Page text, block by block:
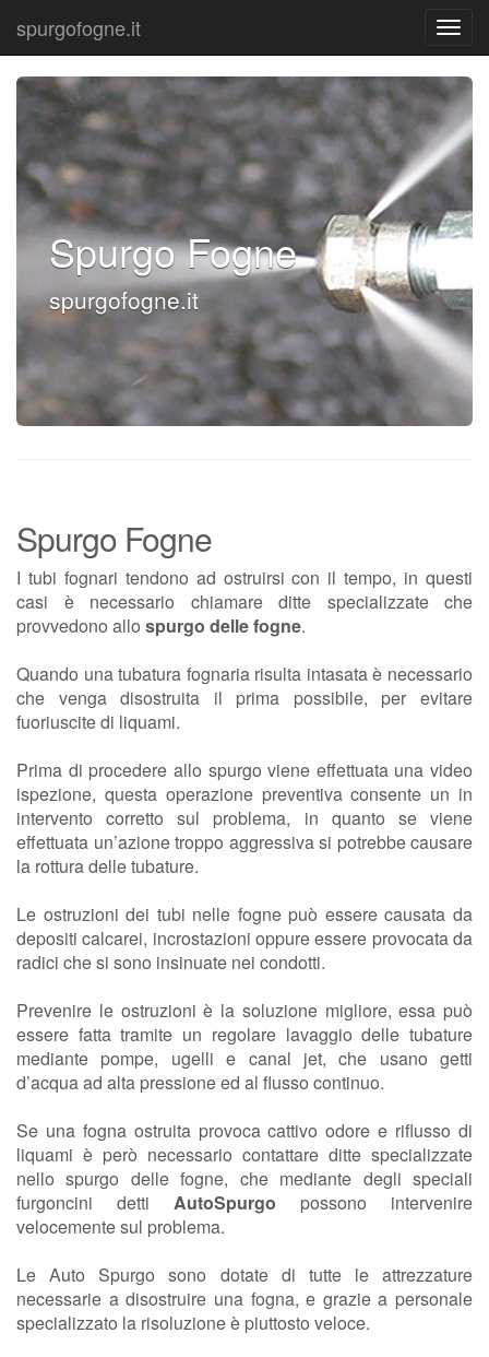
spurgofogne.it
Spurgo Fogne
spurgofogne.it
Spurgo Fogne
I tubi fognari tendono ad ostruirsi con il tempo, in questi
casi è necessario chiamare ditte specializzate che
provvedono allo spurgo delle fogne.
Quando una tubatura fognaria risulta intasata è necessario
che venga disostruita il prima possibile, per evitare
fuoriuscite di liquami.
Prima di procedere allo spurgo viene effettuata una video
ispezione, questa operazione preventiva consente un in
intervento corretto sul problema, in quanto se viene
effettuata un’azione troppo aggressiva si potrebbe causare
la rottura delle tubature.
Le ostruzioni dei tubi nelle fogne può essere causata da
depositi calcarei, incrostazioni oppure essere provocata da
radici che si sono insinuate nei condotti.
Prevenire le ostruzioni è la soluzione migliore, essa può
essere fatta tramite un regolare lavaggio delle tubature
mediante pompe, ugelli e canal jet, che usano getti
d’acqua ad alta pressione ed al flusso continuo.
Se una fogna ostruita provoca cattivo odore e riflusso di
liquami è però necessario contattare ditte specializzate
nello spurgo delle fogne, che mediante degli speciali
furgoncini detti AutoSpurgo possono intervenire
velocemente sul problema.
Le Auto Spurgo sono dotate di tutte le attrezzature
necessarie a disostruire una fogna, e grazie a personale
specializzato la risoluzione è piuttosto veloce.